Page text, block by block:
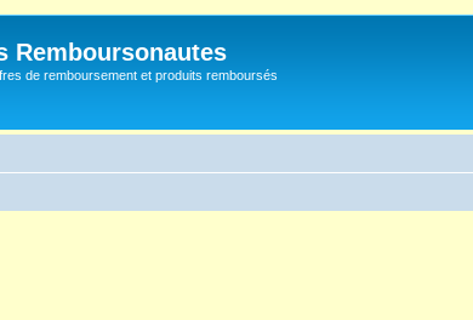
Remboursonautes
de remboursement et produits remboursés